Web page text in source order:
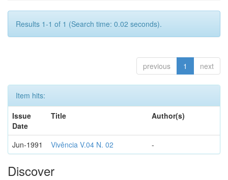
Results 1-1 of 1 (Search time: 0.02 seconds).
previous 1 next
Item hits:
Issue
Date
Title Author(s)
Jun-1991 Vivência V.04 N. 02 -
Discover